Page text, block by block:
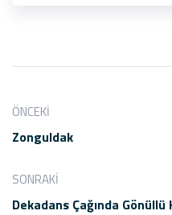
ÖNCEKI
Zonguldak
SONRAKI
Dekadans Çağında